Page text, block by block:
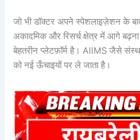
जो भी डॉक्टर अपने स्पेशलाइज़ेशन के
अकादमिक और रिसर्च क्षेत्र में आगे
बेहतरीन प्लेटफ़ॉर्म है। AIIMS जैसे
को नई ऊँचाइयों पर ले जाता है।